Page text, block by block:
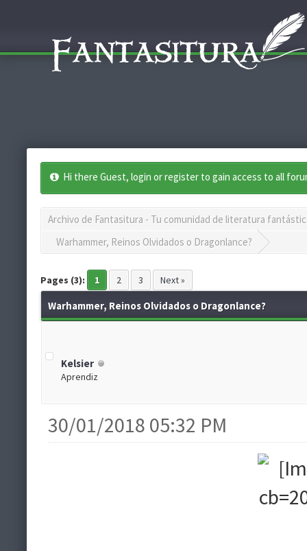
Hi there Guest, login or register to gain access to all
Archivo de Fantasitura - Tu comunidad de literatura
Warhammer, Reinos Olvidados o Dragonlance?
Pages (3): 1 2 3 Next »
Warhammer, Reinos Olvidados o Dragonlance?
Kelsier
Aprendiz
30/01/2018 05:32 PM